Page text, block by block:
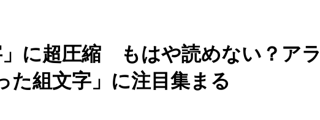
」に超圧縮 もはや読めない？アラ
た組文字」に注目集まる